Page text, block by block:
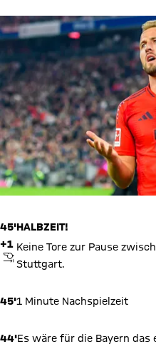
45'
+1
ABPFIFF
HALBZEIT!
Keine Tore zur Pause
Stuttgart.
45'1 Minute Nachspielzeit
44'Es wäre für die Bayern das